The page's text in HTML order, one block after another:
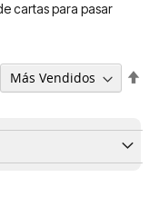
cartas para pasar